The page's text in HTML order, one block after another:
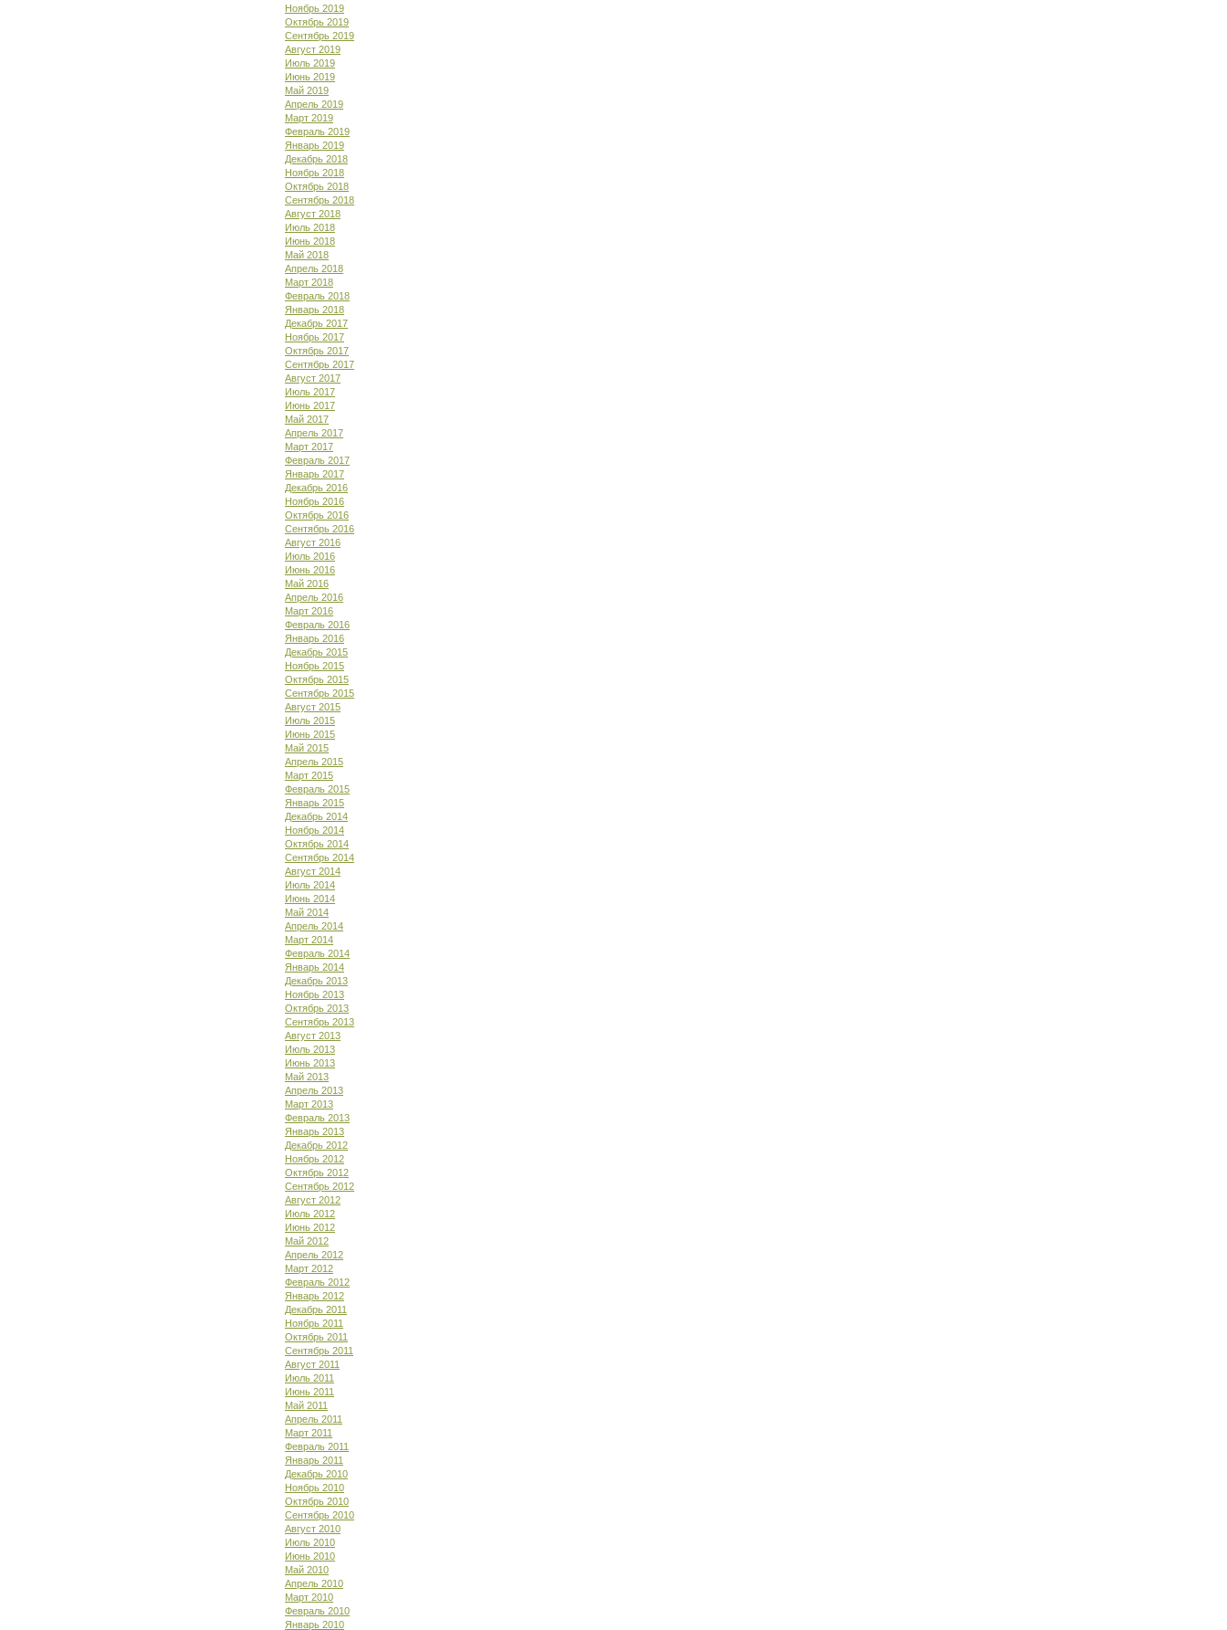
Ноябрь 2019
Октябрь 2019
Сентябрь 2019
Август 2019
Июль 2019
Июнь 2019
Май 2019
Апрель 2019
Март 2019
Февраль 2019
Январь 2019
Декабрь 2018
Ноябрь 2018
Октябрь 2018
Сентябрь 2018
Август 2018
Июль 2018
Июнь 2018
Май 2018
Апрель 2018
Март 2018
Февраль 2018
Январь 2018
Декабрь 2017
Ноябрь 2017
Октябрь 2017
Сентябрь 2017
Август 2017
Июль 2017
Июнь 2017
Май 2017
Апрель 2017
Март 2017
Февраль 2017
Январь 2017
Декабрь 2016
Ноябрь 2016
Октябрь 2016
Сентябрь 2016
Август 2016
Июль 2016
Июнь 2016
Май 2016
Апрель 2016
Март 2016
Февраль 2016
Январь 2016
Декабрь 2015
Ноябрь 2015
Октябрь 2015
Сентябрь 2015
Август 2015
Июль 2015
Июнь 2015
Май 2015
Апрель 2015
Март 2015
Февраль 2015
Январь 2015
Декабрь 2014
Ноябрь 2014
Октябрь 2014
Сентябрь 2014
Август 2014
Июль 2014
Июнь 2014
Май 2014
Апрель 2014
Март 2014
Февраль 2014
Январь 2014
Декабрь 2013
Ноябрь 2013
Октябрь 2013
Сентябрь 2013
Август 2013
Июль 2013
Июнь 2013
Май 2013
Апрель 2013
Март 2013
Февраль 2013
Январь 2013
Декабрь 2012
Ноябрь 2012
Октябрь 2012
Сентябрь 2012
Август 2012
Июль 2012
Июнь 2012
Май 2012
Апрель 2012
Март 2012
Февраль 2012
Январь 2012
Декабрь 2011
Ноябрь 2011
Октябрь 2011
Сентябрь 2011
Август 2011
Июль 2011
Июнь 2011
Май 2011
Апрель 2011
Март 2011
Февраль 2011
Январь 2011
Декабрь 2010
Ноябрь 2010
Октябрь 2010
Сентябрь 2010
Август 2010
Июль 2010
Июнь 2010
Май 2010
Апрель 2010
Март 2010
Февраль 2010
Январь 2010